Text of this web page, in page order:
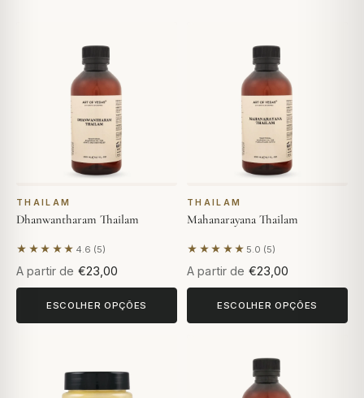
THAILAM
Dhanwantharam Thailam
★★★★★ 4.6 (5)
Com base em 5 avaliações
A partir de €23,00
ESCOLHER OPÇÕES
THAILAM
Mahanarayana Thailam
★★★★★ 5.0 (5)
Com base em 5 avaliações
A partir de €23,00
ESCOLHER OPÇÕES